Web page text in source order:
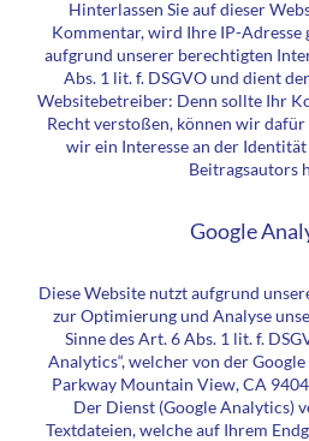
Hinterlassen Sie auf dieser
Kommentar, wird Ihre IP-Adresse
aufgrund unserer berechtigten
Abs. 1 lit. f. DSGVO und dient
Websitebetreiber: Denn sollte Ihr
Recht verstoßen, können wir
wir ein Interesse an der
Beitragsautors
Google
Diese Website nutzt aufgrund
zur Optimierung und Analyse
Sinne des Art. 6 Abs. 1 lit. f.
Analytics“, welcher von der
Parkway Mountain View, CA
Der Dienst (Google Analytics)
Textdateien, welche auf Ihrem